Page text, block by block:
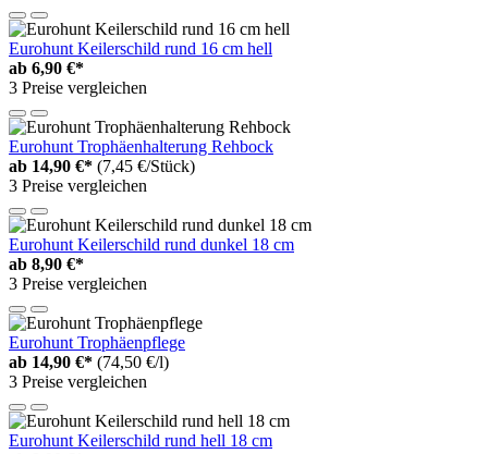
Eurohunt Keilerschild rund 16 cm hell
ab 6,90 €*
3 Preise vergleichen
Eurohunt Trophäenhalterung Rehbock
ab 14,90 €* (7,45 €/Stück)
3 Preise vergleichen
Eurohunt Keilerschild rund dunkel 18 cm
ab 8,90 €*
3 Preise vergleichen
Eurohunt Trophäenpflege
ab 14,90 €* (74,50 €/l)
3 Preise vergleichen
Eurohunt Keilerschild rund hell 18 cm